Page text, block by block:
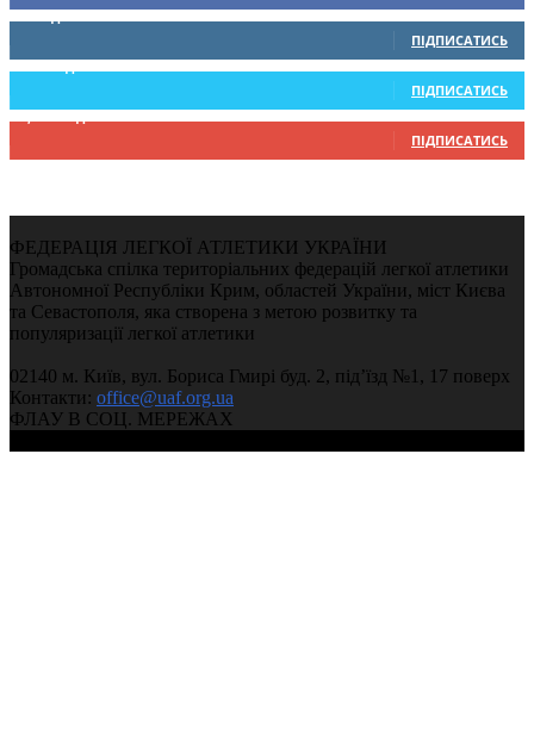
0 Підписників
ПІДПИСАТИСЬ
234 Підписників
ПІДПИСАТИСЬ
9,370 Підписників
ПІДПИСАТИСЬ
ФЕДЕРАЦІЯ ЛЕГКОЇ АТЛЕТИКИ УКРАЇНИ
Громадська спілка територіальних федерацій легкої атлетики
Автономної Республіки Крим, областей України, міст Києва
та Севастополя, яка створена з метою розвитку та
популяризації легкої атлетики
02140 м. Київ, вул. Бориса Гмирі буд. 2, під’їзд №1, 17 поверх
Контакти: office@uaf.org.ua
ФЛАУ В СОЦ. МЕРЕЖАХ